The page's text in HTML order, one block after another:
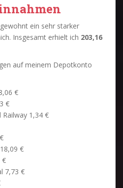
ein sehr starker
Insgesamt erhielt ich 203,16
auf meinem Depotkonto
€
€
Railway 1,34 €
€
€
7,73 €